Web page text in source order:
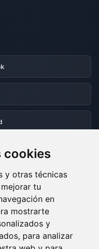
cookies
y otras técnicas
tu
en
mostrarte
y
para analizar
ACEPTADOS